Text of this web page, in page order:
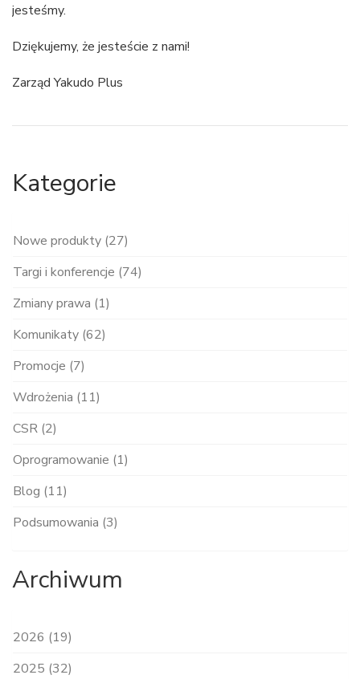
jesteśmy.
Dziękujemy, że jesteście z nami!
Zarząd Yakudo Plus
Kategorie
Nowe produkty (27)
Targi i konferencje (74)
Zmiany prawa (1)
Komunikaty (62)
Promocje (7)
Wdrożenia (11)
CSR (2)
Oprogramowanie (1)
Blog (11)
Podsumowania (3)
Archiwum
2026 (19)
2025 (32)